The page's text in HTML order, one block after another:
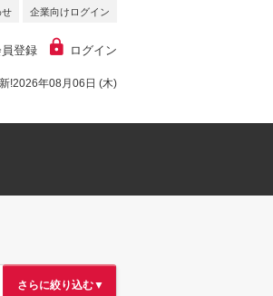
せ 企業向けログイン
登録 ログイン
!2026年08月06日 (木)
さらに絞り込む▼